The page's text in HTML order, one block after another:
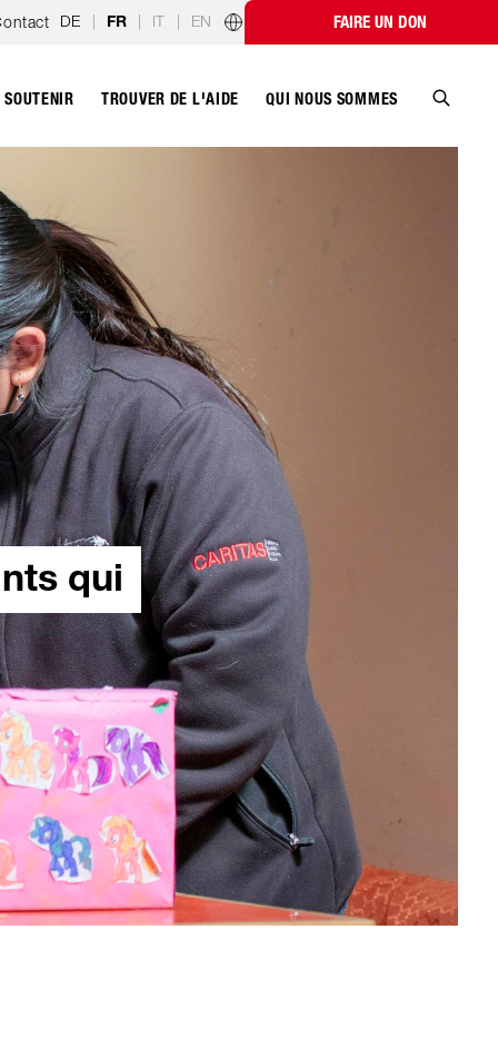
DE | FR | IT | EN
Programmes par paysFAIRE UN DON
SOUTENIR TROUVER DE L'AIDE QUI NOUS SOMMES
qui